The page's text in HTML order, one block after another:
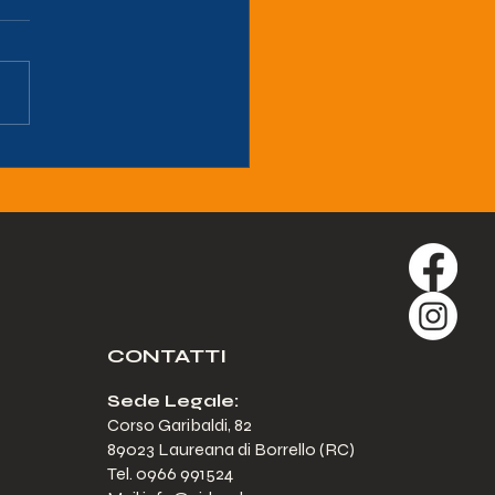
Sede Legale:
Corso Garibaldi, 82
89023 Laureana di Borrello (RC)
Tel. 0966 991524
CONTATTI